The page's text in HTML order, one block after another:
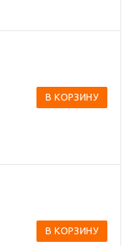
В КОРЗИНУ
В КОРЗИНУ